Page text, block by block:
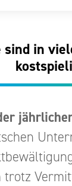
sind in
trotz